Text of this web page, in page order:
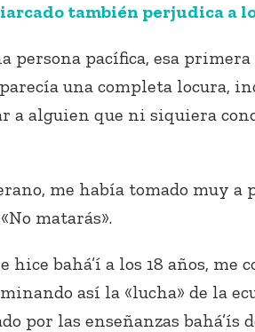
también perjudica a
persona pacífica, esa
una completa locura,
a alguien que ni siquiera
me había tomado muy a
matarás».
hice bahá’í a los 18 años, me
así la «lucha» de la
por las enseñanzas bahá’ís
los
tu